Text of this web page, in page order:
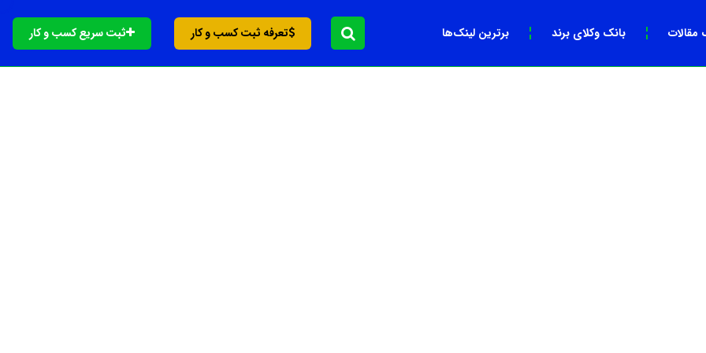
مقالات بانک وکلای برند برترین لینک‌ها تعرفه ثبت کسب و کار ثبت سریع کسب و کار